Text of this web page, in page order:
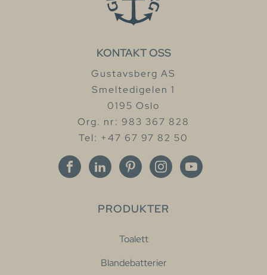
KONTAKT OSS
Gustavsberg AS
Smeltedigelen 1
0195 Oslo
Org. nr: 983 367 828
Tel: +47 67 97 82 50
PRODUKTER
Toalett
Blandebatterier